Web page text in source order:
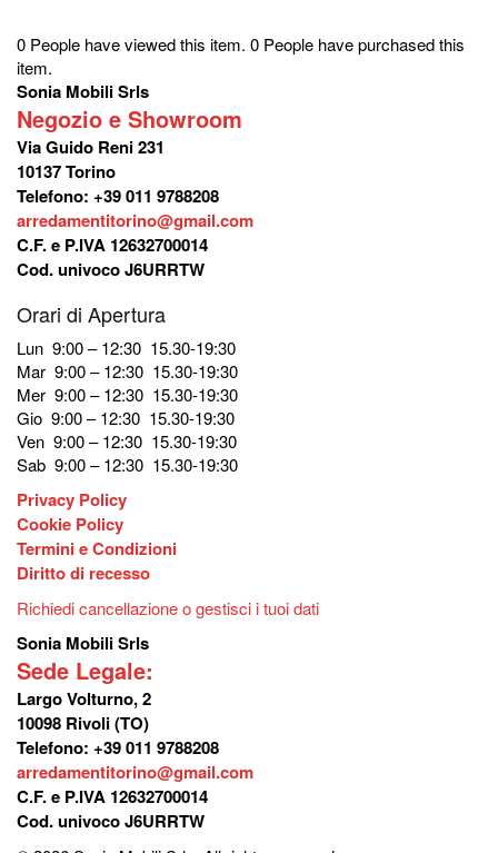
0 People have viewed this item. 0 People have purchased this
item.
Sonia Mobili Srls
Negozio e Showroom
Via Guido Reni 231
10137 Torino
Telefono: +39 011 9788208
arredamentitorino@gmail.com
C.F. e P.IVA 12632700014
Cod. univoco J6URRTW
Orari di Apertura
Lun 9:00 – 12:30 15.30-19:30
Mar 9:00 – 12:30 15.30-19:30
Mer 9:00 – 12:30 15.30-19:30
Gio 9:00 – 12:30 15.30-19:30
Ven 9:00 – 12:30 15.30-19:30
Sab 9:00 – 12:30 15.30-19:30
Privacy Policy
Cookie Policy
Termini e Condizioni
Diritto di recesso
Richiedi cancellazione o gestisci i tuoi dati
Sonia Mobili Srls
Sede Legale:
Largo Volturno, 2
10098 Rivoli (TO)
Telefono: +39 011 9788208
arredamentitorino@gmail.com
C.F. e P.IVA 12632700014
Cod. univoco J6URRTW